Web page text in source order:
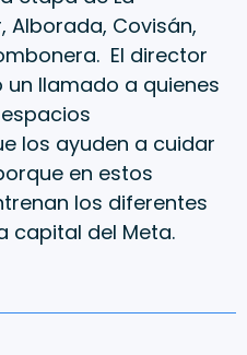
Alborada, Covisán,
El director
llamado a quienes
los ayuden a cuidar
en estos
los diferentes
capital del Meta.